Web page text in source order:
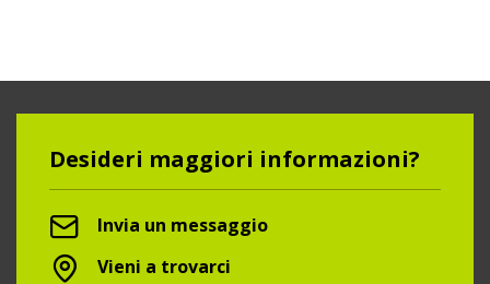
Desideri maggiori informazioni?
Invia un messaggio
Vieni a trovarci